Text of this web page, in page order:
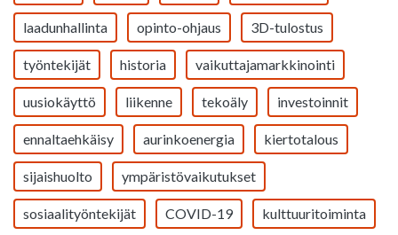
laadunhallinta opinto-ohjaus 3D-tulostus
työntekijät historia vaikuttajamarkkinointi
uusiokäyttö liikenne tekoäly investoinnit
ennaltaehkäisy aurinkoenergia kiertotalous
sijaishuolto ympäristövaikutukset
sosiaalityöntekijät COVID-19 kulttuuritoiminta